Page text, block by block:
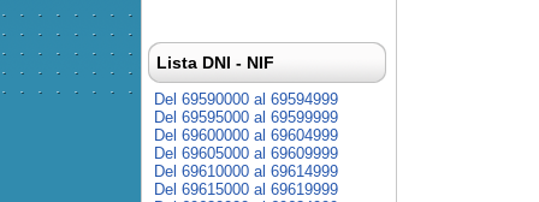
Lista DNI - NIF
Del 69590000 al 69594999
Del 69595000 al 69599999
Del 69600000 al 69604999
Del 69605000 al 69609999
Del 69610000 al 69614999
Del 69615000 al 69619999